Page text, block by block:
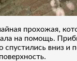
прохожая,
на помощь.
спустились вниз и